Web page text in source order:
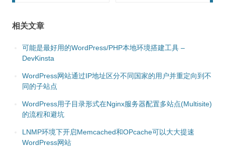
相关文章
可能是最好用的WordPress/PHP本地环境搭建工具 –
DevKinsta
WordPress网站通过IP地址区分不同国家的用户并重定向到不
同的子站点
WordPress用子目录形式在Nginx服务器配置多站点(Multisite)
的流程和避坑
LNMP环境下开启Memcached和OPcache可以大大提速
WordPress网站